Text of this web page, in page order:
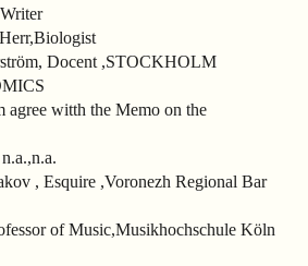
Docent ,STOCKHOLM
agree witth the Memo on the
, Esquire ,Voronezh Regional Bar
of Music,Musikhochschule Köln